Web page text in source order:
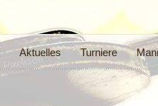
Aktuelles Turniere